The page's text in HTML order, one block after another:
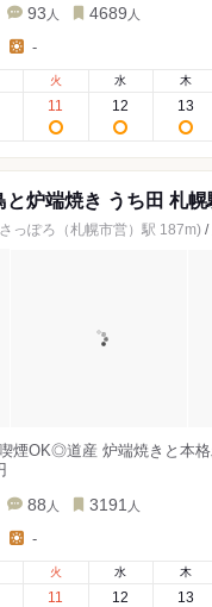
93 人 4689 人
-
火
11
水
12
木
13
と炉端焼き うち田 札幌
っぽろ（札幌市営）駅 187m) /
煙OK◎道産 炉端焼きと本
88 人 3191 人
-
火
11
水
12
木
13